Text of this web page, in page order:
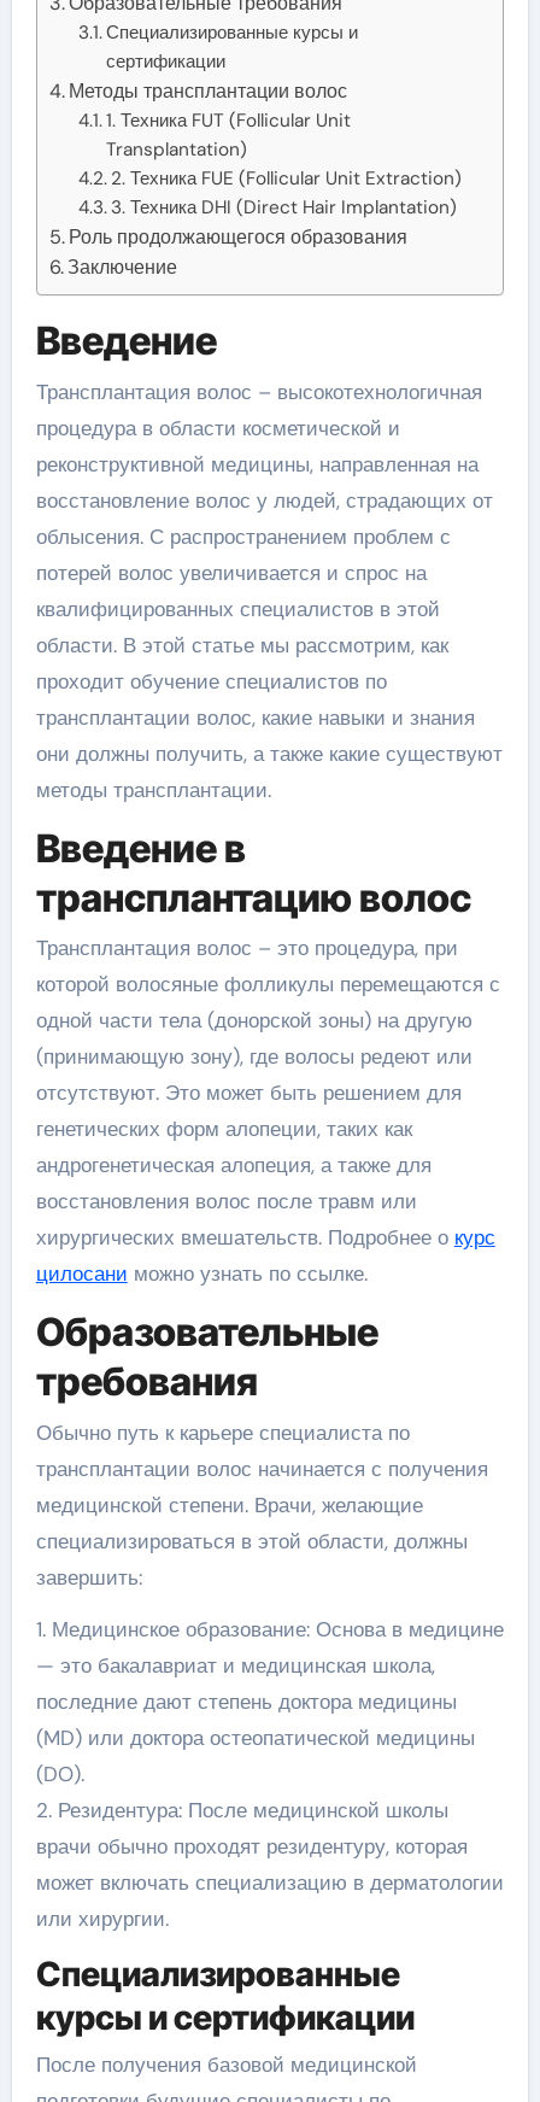
Специализированные курсы и
сертификации
Методы трансплантации волос
1. Техника FUT (Follicular Unit
Transplantation)
2. Техника FUE (Follicular Unit Extraction)
3. Техника DHI (Direct Hair Implantation)
Роль продолжающегося образования
Заключение
Введение
Трансплантация волос – высокотехнологичная
процедура в области косметической и
реконструктивной медицины, направленная на
восстановление волос у людей, страдающих от
облысения. С распространением проблем с
потерей волос увеличивается и спрос на
квалифицированных специалистов в этой
области. В этой статье мы рассмотрим, как
проходит обучение специалистов по
трансплантации волос, какие навыки и знания
они должны получить, а также какие существуют
методы трансплантации.
Введение в
трансплантацию волос
Трансплантация волос – это процедура, при
которой волосяные фолликулы перемещаются с
одной части тела (донорской зоны) на другую
(принимающую зону), где волосы редеют или
отсутствуют. Это может быть решением для
генетических форм алопеции, таких как
андрогенетическая алопеция, а также для
восстановления волос после травм или
хирургических вмешательств. Подробнее о курс
цилосани можно узнать по ссылке.
Образовательные
требования
Обычно путь к карьере специалиста по
трансплантации волос начинается с получения
медицинской степени. Врачи, желающие
специализироваться в этой области, должны
завершить:
1. Медицинское образование: Основа в медицине
— это бакалавриат и медицинская школа,
последние дают степень доктора медицины
(MD) или доктора остеопатической медицины
(DO).
2. Резидентура: После медицинской школы
врачи обычно проходят резидентуру, которая
может включать специализацию в дерматологии
или хирургии.
Специализированные
курсы и сертификации
После получения базовой медицинской